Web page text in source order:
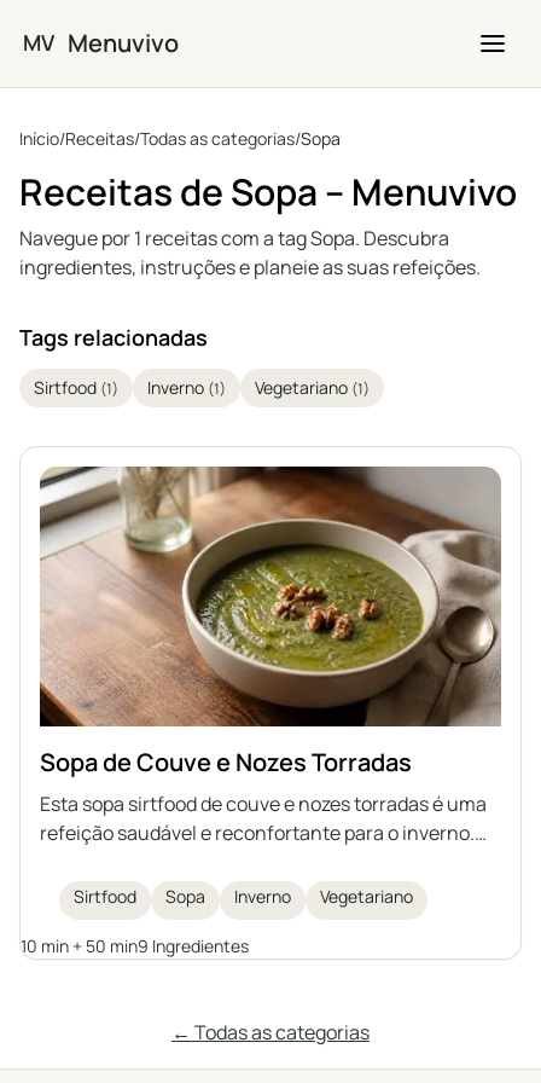
MV Menuvivo
Início/Receitas/Todas as categorias/Sopa
Receitas de Sopa – Menuvivo
Navegue por 1 receitas com a tag Sopa. Descubra
ingredientes, instruções e planeie as suas refeições.
Tags relacionadas
Sirtfood (1) Inverno (1) Vegetariano (1)
Sopa de Couve e Nozes Torradas
Esta sopa sirtfood de couve e nozes torradas é uma
refeição saudável e reconfortante para o inverno.
crocantes, é ao mesmo tempo aconchegante e
deliciosa.
Sirtfood Sopa Inverno Vegetariano
10 min + 50 min9 Ingredientes
← Todas as categorias